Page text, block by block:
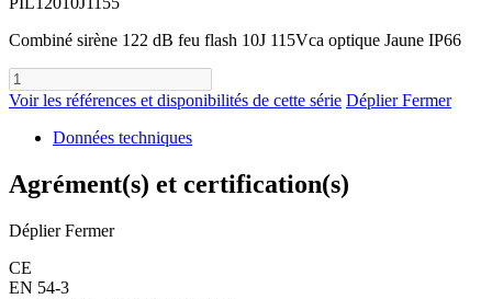
Combiné sirène 122 dB feu flash 10J 115Vca optique Jaune IP66
Voir les références et disponibilités de cette série Déplier Fermer
Données techniques
Agrément(s) et certification(s)
Déplier Fermer
CE
EN 54-3